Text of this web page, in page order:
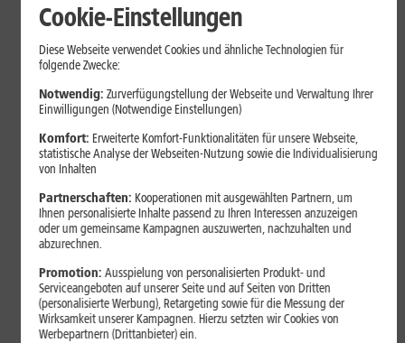
Tests & Vergleiche
Galaxy Z Fold7 oder Fold8: Was
sich beim neuen Foldable geändert
Kompakteres Format, neuer Chip, größerer Akku: Das Galaxy Z
Fold8 setzt andere Schwerpunkte als sein Vorgänger. Wir
zeigen, was Samsung verändert hat, welche Neuerungen im
Alltag zählen und wo das Fold7 Vorteile behält.
Mehr erfahren
Cookie-Einstellungen
Diese Webseite verwendet Cookies und ähnliche Technologien für
folgende Zwecke:
Notwendig: Zurverfügungstellung der Webseite und Verwaltung Ihrer
Einwilligungen (Notwendige Einstellungen)
Komfort: Erweiterte Komfort-Funktionalitäten für unsere Webseite,
statistische Analyse der Webseiten-Nutzung sowie die Individualisierung
von Inhalten
Partnerschaften: Kooperationen mit ausgewählten Partnern, um
Ihnen personalisierte Inhalte passend zu Ihren Interessen anzuzeigen
oder um gemeinsame Kampagnen auszuwerten, nachzuhalten und
abzurechnen.
Promotion: Ausspielung von personalisierten Produkt- und
Serviceangeboten auf unserer Seite und auf Seiten von Dritten
(personalisierte Werbung), Retargeting sowie für die Messung der
Wirksamkeit unserer Kampagnen. Hierzu setzten wir Cookies von
Werbepartnern (Drittanbieter) ein.